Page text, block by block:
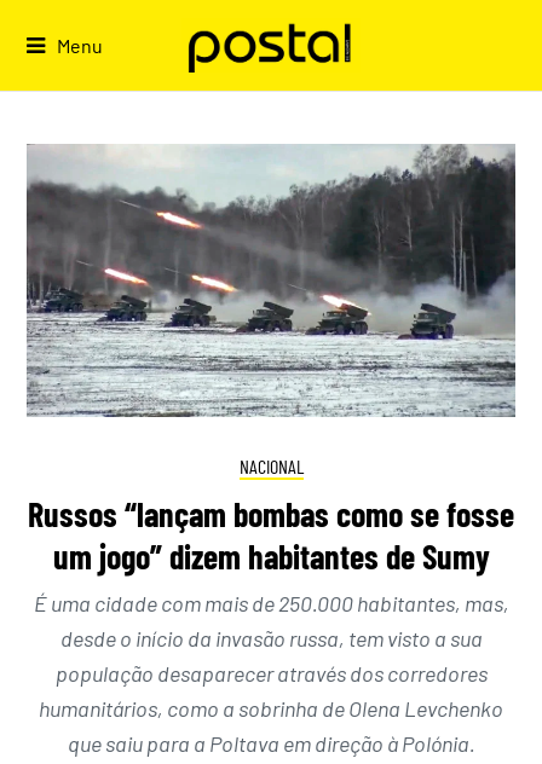
Menu
NACIONAL
Russos “lançam bombas como se fosse
um jogo” dizem habitantes de Sumy
É uma cidade com mais de 250.000 habitantes, mas,
desde o início da invasão russa, tem visto a sua
população desaparecer através dos corredores
humanitários, como a sobrinha de Olena Levchenko
que saiu para a Poltava em direção à Polónia.